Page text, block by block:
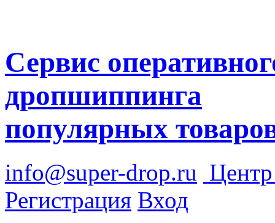
Сервис
дропшиппинга
популярных
info@super-drop.ru
Регистрация Вход